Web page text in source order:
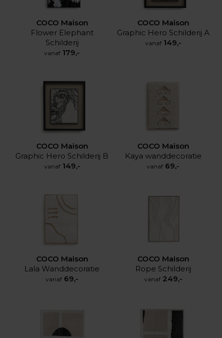
COCO Maison
Flower Elephant
Schilderij
vanaf 179,-
COCO Maison
Graphic Hero Schilderij A
vanaf 149,-
COCO Maison
Graphic Hero Schilderij B
vanaf 149,-
COCO Maison
Kaya wanddecoratie
vanaf 69,-
COCO Maison
Lala Wanddecoratie
vanaf 69,-
COCO Maison
Rope Schilderij
vanaf 249,-